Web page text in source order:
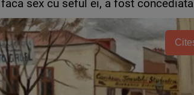
sex cu seful ei, a fost